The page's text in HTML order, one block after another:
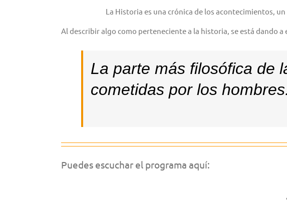
La Historia es una crónica de los acontecimientos,
Al describir algo como perteneciente a la historia, se está dando
La parte más filosófica de
cometidas por los hombres.
Puedes escuchar el programa aquí: